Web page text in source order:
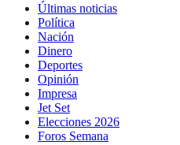
Últimas noticias
Política
Nación
Dinero
Deportes
Opinión
Impresa
Jet Set
Elecciones 2026
Foros Semana